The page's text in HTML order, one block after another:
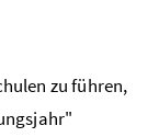
zu führen,